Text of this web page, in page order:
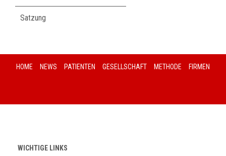
Satzung
HOME NEWS PATIENTEN GESELLSCHAFT METHODE FIRMEN
WICHTIGE LINKS